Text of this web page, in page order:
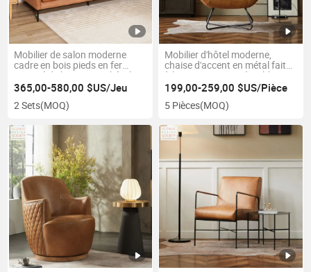
Mobilier de salon moderne
cadre en bois pieds en fer
canapé de loisirs pour hôtel
maison bureau ensembles de
canapés en tissu velours
canapé en cuir véritable
365,00-580,00 $US/Jeu
2 Sets(MOQ)
Mobilier d'hôtel moderne,
chaise d'accent en métal faite
à la main, en cuir véritable,
pour le salon et les loisirs
199,00-259,00 $US/Pièce
5 Pièces(MOQ)